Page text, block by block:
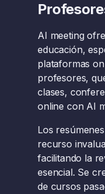
AI meeting
educación,
plataformas
profesores,
clases,
online con AI
Los
recurso
facilitando la
esencial. Se
de cursos